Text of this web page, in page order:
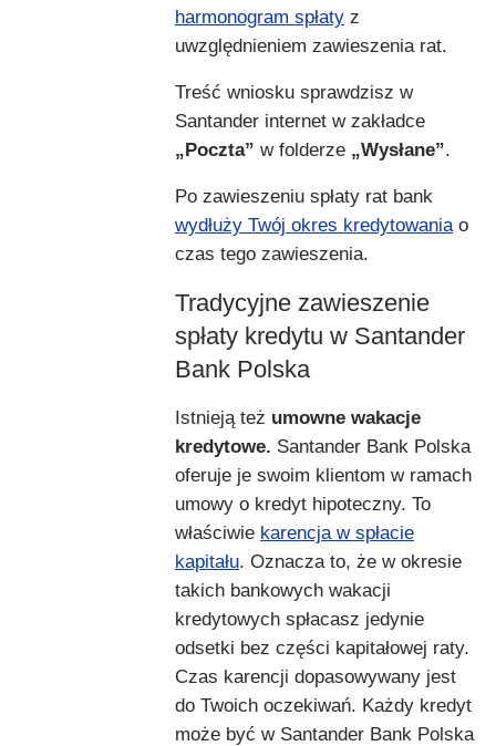
harmonogram spłaty z
uwzględnieniem zawieszenia rat.
Treść wniosku sprawdzisz w
Santander internet w zakładce
„Poczta” w folderze „Wysłane”.
Po zawieszeniu spłaty rat bank
wydłuży Twój okres kredytowania o
czas tego zawieszenia.
Tradycyjne zawieszenie
spłaty kredytu w Santander
Bank Polska
Istnieją też umowne wakacje
kredytowe. Santander Bank Polska
oferuje je swoim klientom w ramach
umowy o kredyt hipoteczny. To
właściwie karencja w spłacie
kapitału. Oznacza to, że w okresie
takich bankowych wakacji
kredytowych spłacasz jedynie
odsetki bez części kapitałowej raty.
Czas karencji dopasowywany jest
do Twoich oczekiwań. Każdy kredyt
może być w Santander Bank Polska